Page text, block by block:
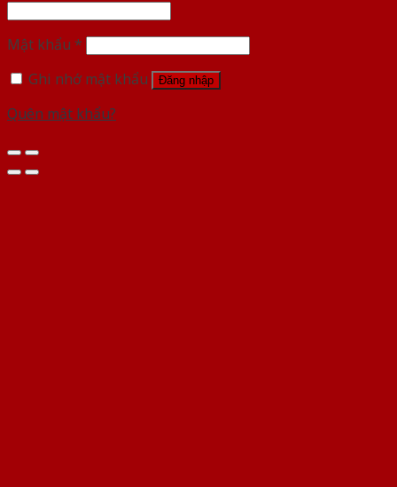
Mật khẩu *
Ghi nhớ mật khẩu
Đăng nhập
Quên mật khẩu?